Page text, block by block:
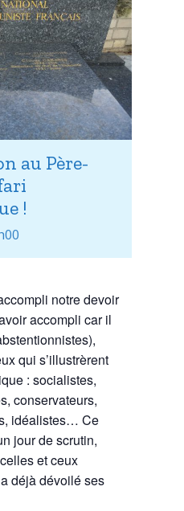
au Père-
!
notre devoir
accompli car il
qui s’illustrèrent
: socialistes,
conservateurs,
idéalistes… Ce
jour de scrutin,
et ceux
déjà dévoilé ses